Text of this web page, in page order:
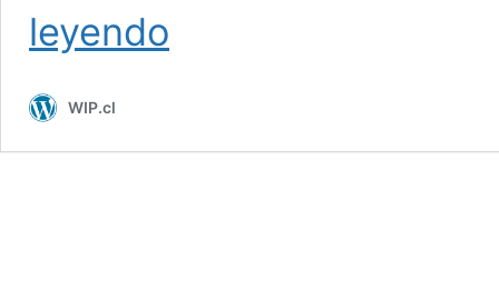
leyendo
DULCES»
WIP.cl